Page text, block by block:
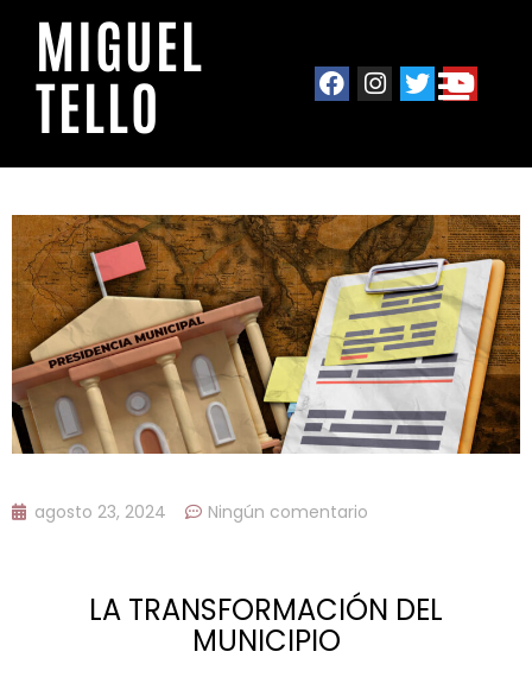
MIGUEL
TELLO
agosto 23, 2024 Ningún comentario
LA TRANSFORMACIÓN DEL
MUNICIPIO